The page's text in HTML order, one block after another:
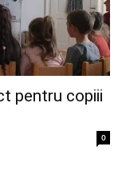
pentru copiii
0